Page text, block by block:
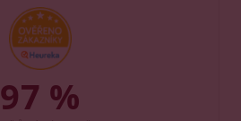
97 %